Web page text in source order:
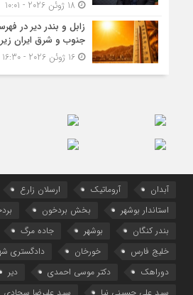
زابل و بندر دیر در
جنوب و شرق ایران
16 ژوئن 2026 - 16:30
آبدان آروماتیک ارسلان زارع
استاندار بوشهر
بخش بردخون
بندر کنگان
بوشهر جاده مرگ
خلیج فارس
خورخان
دادگستری
دوراهک
دکتر موسی احمدی دیر